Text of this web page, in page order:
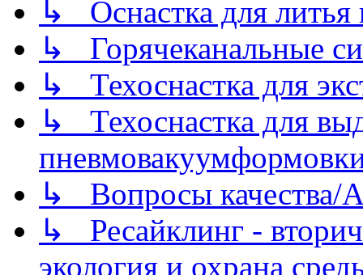
↳ Оснастка для литья
↳ Горячеканальные
↳ Техоснастка для
↳ Техоснастка для
↳ Вопросы качества/
↳ Ресайклинг -
экология и охрана